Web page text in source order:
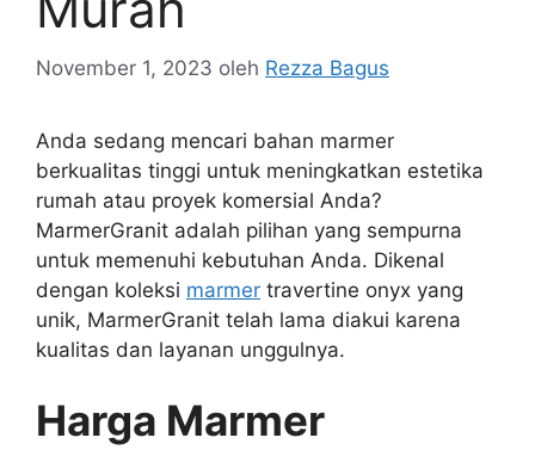
November 1, 2023 oleh Rezza Bagus
Anda sedang mencari bahan marmer
berkualitas tinggi untuk meningkatkan estetika
rumah atau proyek komersial Anda?
MarmerGranit adalah pilihan yang sempurna
untuk memenuhi kebutuhan Anda. Dikenal
dengan koleksi marmer travertine onyx yang
unik, MarmerGranit telah lama diakui karena
kualitas dan layanan unggulnya.
Harga Marmer